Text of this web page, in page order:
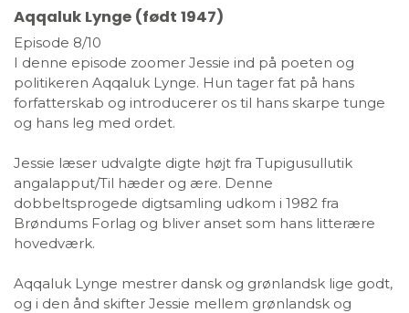
Aqqaluk Lynge (født 1947)
Episode 8/10
I denne episode zoomer Jessie ind på poeten og
politikeren Aqqaluk Lynge. Hun tager fat på hans
forfatterskab og introducerer os til hans skarpe tunge
og hans leg med ordet.
Jessie læser udvalgte digte højt fra Tupigusullutik
angalapput/Til hæder og ære. Denne
dobbeltsprogede digtsamling udkom i 1982 fra
Brøndums Forlag og bliver anset som hans litterære
hovedværk.
Aqqaluk Lynge mestrer dansk og grønlandsk lige godt,
og i den ånd skifter Jessie mellem grønlandsk og